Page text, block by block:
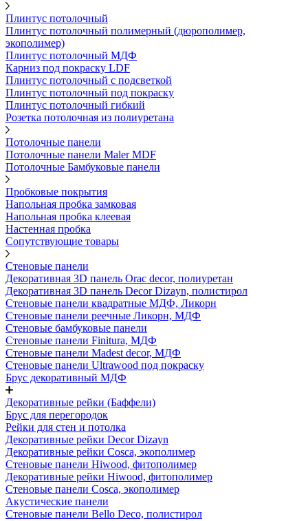
Плинтус потолочный
Плинтус потолочный полимерный (дюрополимер,
экополимер)
Плинтус потолочный МДФ
Карниз под покраску LDF
Плинтус потолочный с подсветкой
Плинтус потолочный под покраску
Плинтус потолочный гибкий
Розетка потолочная из полиуретана
Потолочные панели
Потолочные панели Maler MDF
Потолочные Бамбуковые панели
Пробковые покрытия
Напольная пробка замковая
Напольная пробка клеевая
Настенная пробка
Сопутствующие товары
Стеновые панели
Декоративная 3D панель Orac decor, полиуретан
Декоративная 3D панель Decor Dizayn, полистирол
Стеновые панели квадратные МДФ, Ликорн
Стеновые панели реечные Ликорн, МДФ
Стеновые бамбуковые панели
Стеновые панели Finitura, МДФ
Стеновые панели Madest decor, МДФ
Стеновые панели Ultrawood под покраску
Брус декоративный МДФ
Декоративные рейки (Баффели)
Брус для перегородок
Рейки для стен и потолка
Декоративные рейки Decor Dizayn
Декоративные рейки Cosca, экополимер
Стеновые панели Hiwood, фитополимер
Декоративные рейки Hiwood, фитополимер
Стеновые панели Cosca, экополимер
Акустические панели
Стеновые панели Bello Deco, полистирол